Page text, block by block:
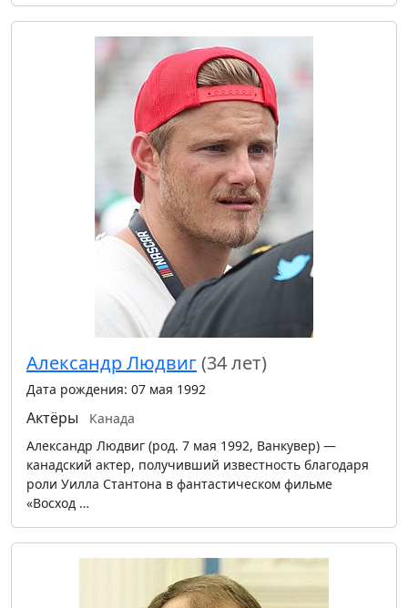
Александр Людвиг(34 лет)
Дата рождения: 07 мая 1992
Актёры
Канада
Александр Людвиг (род. 7 мая 1992, Ванкувер) —
канадский актер, получивший известность благодаря
роли Уилла Стантона в фантастическом фильме
«Восход …